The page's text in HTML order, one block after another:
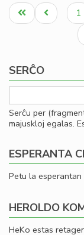
Pagination
Unua
paĝo
Antaŭa
paĝo
1
SERĈO
Serĉu per
majuskloj egalas.
ESPERANTA
Petu la
HEROLDO
HeKo estas